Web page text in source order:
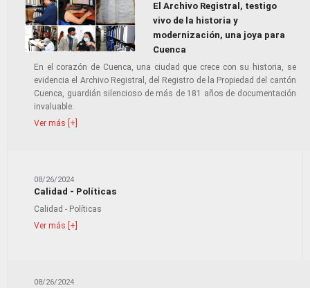
El Archivo Registral, testigo
vivo de la historia y
modernización, una joya para
Cuenca
En el corazón de Cuenca, una ciudad que crece con su historia, se
evidencia el Archivo Registral, del Registro de la Propiedad del cantón
Cuenca, guardián silencioso de más de 181 años de documentación
invaluable.
Ver más [+]
08/26/2024
Calidad - Políticas
Calidad - Políticas
Ver más [+]
08/26/2024